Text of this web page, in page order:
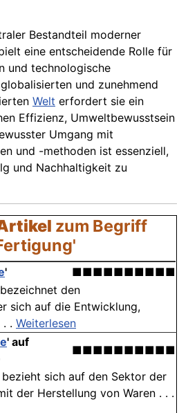
Bestandteil moderner
eine entscheidende Rolle für
und technologische
und zunehmend
Welt erfordert sie ein
Effizienz, Umweltbewusstsein
Umgang mit
und -methoden ist essenziell,
und Nachhaltigkeit zu
zum Begriff
'
■■■■■■■■■■
den
sich auf die Entwicklung,
. Weiterlesen
' auf
■■■■■■■■■■
sich auf den Sektor der
der Herstellung von Waren . . .